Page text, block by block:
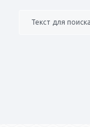
Текст для